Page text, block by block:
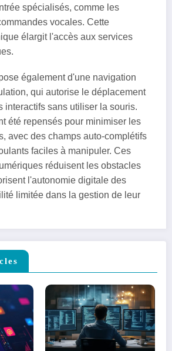
spécialisés, comme les
vocales. Cette
élargit l'accès aux services
également d'une navigation
qui autorise le déplacement
interactifs sans utiliser la souris.
été repensés pour minimiser les
avec des champs auto-complétifs
faciles à manipuler. Ces
réduisent les obstacles
l'autonomie digitale des
limitée dans la gestion de leur